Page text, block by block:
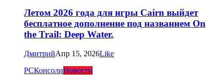
Летом 2026 года для игры Cairn выйдет
бесплатное дополнение под названием On
the Trail: Deep Water.
ДмитрийАпр 15, 2026Like
PCКонсолиНовости